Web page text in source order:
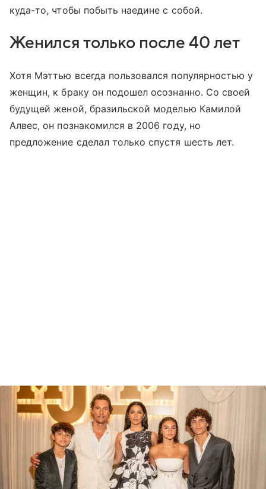
куда-то, чтобы побыть наедине с собой.
Женился только после 40 лет
Хотя Мэттью всегда пользовался популярностью у
женщин, к браку он подошел осознанно. Со своей
будущей женой, бразильской моделью Камилой
Алвес, он познакомился в 2006 году, но
предложение сделал только спустя шесть лет.